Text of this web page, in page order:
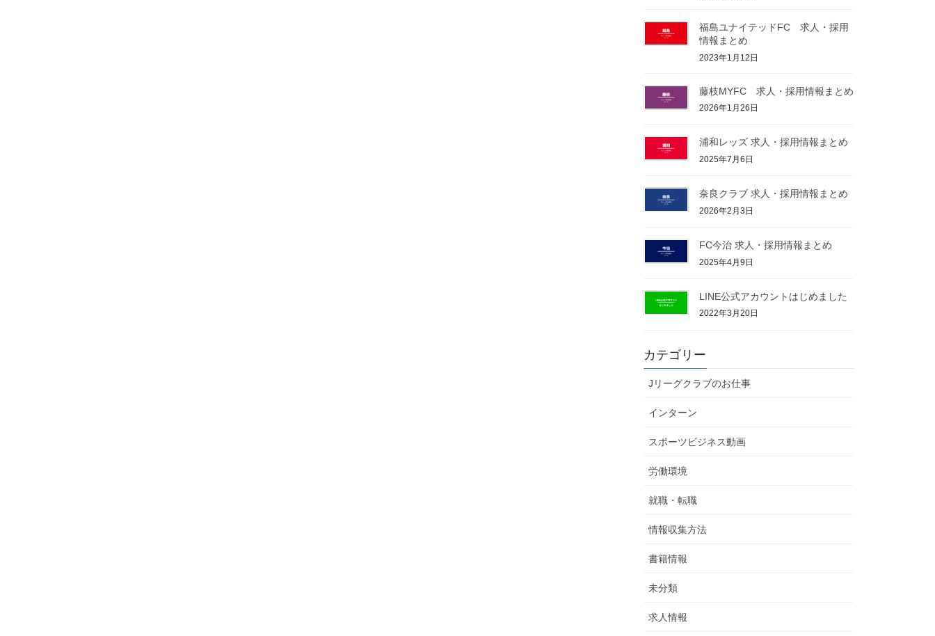
福島ユナイテッドFC 求人・採用
情報まとめ
2023年1月12日
藤枝MYFC 求人・採用情報まとめ
2026年1月26日
浦和レッズ 求人・採用情報まとめ
2025年7月6日
奈良クラブ 求人・採用情報まとめ
2026年2月3日
FC今治 求人・採用情報まとめ
2025年4月9日
LINE公式アカウントはじめました
2022年3月20日
カテゴリー
Jリーグクラブのお仕事
インターン
スポーツビジネス動画
労働環境
就職・転職
情報収集方法
書籍情報
未分類
求人情報